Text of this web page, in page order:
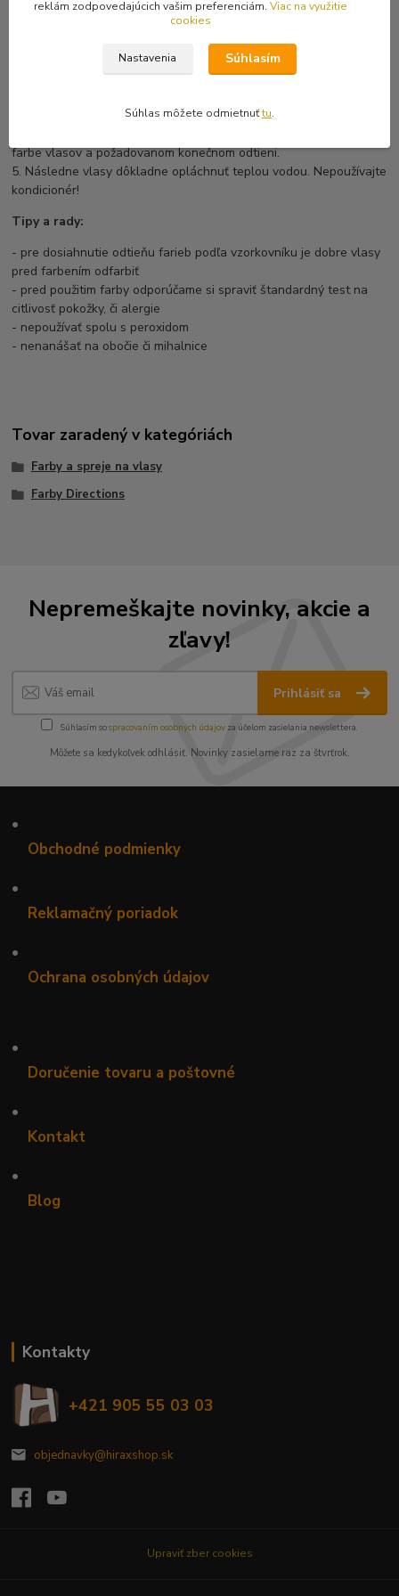
balenie. Farbu nanášajte na vlasy pomocou štetčeku alebo
hrebeňu tesne od pokožky hlavy až po končeky vlasov v malom
množstve. Prečesávajte tak dlho, kým sa nezačne tvoriť pena,
podľa ktorej poznáte, že sa farba dôkladne absorbuje. Farbu
farbe vlasov a požadovanom konečnom odtieni.
5. Následne vlasy dôkladne opláchnuť teplou vodou. Nepoužívajte
kondicionér!
Tipy a rady:
- pre dosiahnutie odtieňu farieb podľa vzorkovníku je dobre vlasy
pred farbením odfarbiť
- pred použitim farby odporúčame si spraviť štandardný test na
citlivosť pokožky, či alergie
- nepoužívať spolu s peroxidom
- nenanášať na obočie či mihalnice
Tovar zaradený v kategóriách
Farby a spreje na vlasy
Farby Directions
Nepremeškajte novinky, akcie a
zľavy!
Prihlásiť sa
Súhlasím sospracovaním osobných údajov za účelom zasielania newslettera.
Môžete sa kedykoľvek odhlásiť. Novinky zasielame raz za štvrťrok.
•
Obchodné podmienky
•
Reklamačný poriadok
•
Ochrana osobných údajov
•
Doručenie tovaru a poštovné
•
Kontakt
•
Blog
Kontakty
+421 905 55 03 03
objednavky@hiraxshop.sk
Upraviť zber cookies
reklám zodpovedajúcich vašim preferenciám. Viac na využitie
cookies
Nastavenia Súhlasím
Súhlas môžete odmietnuťtu.